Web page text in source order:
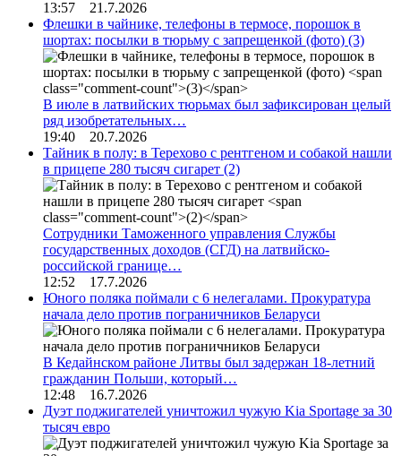
13:57 21.7.2026
Флешки в чайнике, телефоны в термосе, порошок в
шортах: посылки в тюрьму с запрещенкой (фото) (3)
В июле в латвийских тюрьмах был зафиксирован целый
ряд изобретательных…
19:40 20.7.2026
Тайник в полу: в Терехово с рентгеном и собакой нашли
в прицепе 280 тысяч сигарет (2)
Сотрудники Таможенного управления Службы
государственных доходов (СГД) на латвийско-
российской границе…
12:52 17.7.2026
Юного поляка поймали с 6 нелегалами. Прокуратура
начала дело против пограничников Беларуси
В Кедайнском районе Литвы был задержан 18-летний
гражданин Польши, который…
12:48 16.7.2026
Дуэт поджигателей уничтожил чужую Kia Sportage за 30
тысяч евро